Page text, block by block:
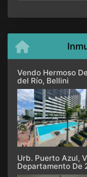
Vendo Hermoso
del Río, Bellini
Urb. Puerto Azul,
Departamento De